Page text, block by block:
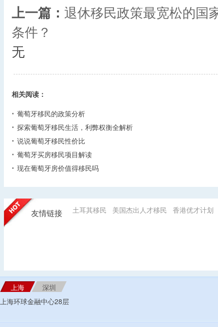
上一篇： 退休移民政策最宽松的国
条件？
无
相关阅读：
葡萄牙移民的政策分析
探索葡萄牙移民生活，利弊权衡全解析
说说葡萄牙移民性价比
葡萄牙买房移民项目解读
现在葡萄牙房价值得移民吗
友情链接 土耳其移民 美国杰出人才移民 香港优才计划
上海
深圳
上海环球金融中心28层